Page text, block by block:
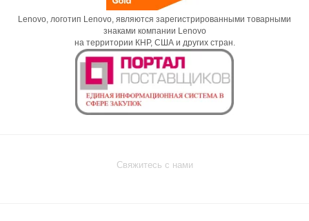
Lenovo, логотип Lenovo, являются зарегистрированными товарными
знаками компании Lenovo
на территории КНР, США и других стран.
Свяжитесь с нами